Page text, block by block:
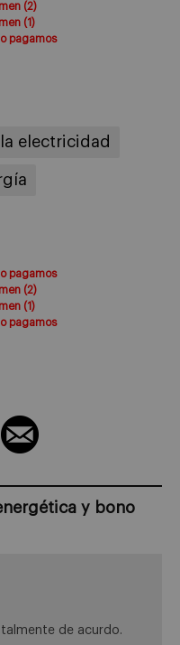
(2)
(1)
pagamos
electricidad
pagamos
(2)
(1)
pagamos
y bono
de acurdo.